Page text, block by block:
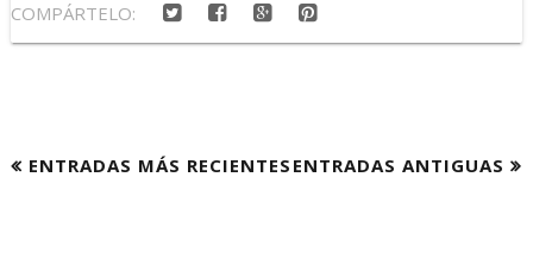
COMPÁRTELO:
ENTRADAS MÁS RECIENTES ENTRADAS ANTIGUAS